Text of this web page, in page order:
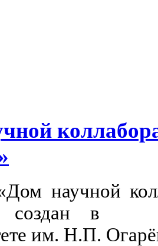
научной
создан в
им. Н.П.